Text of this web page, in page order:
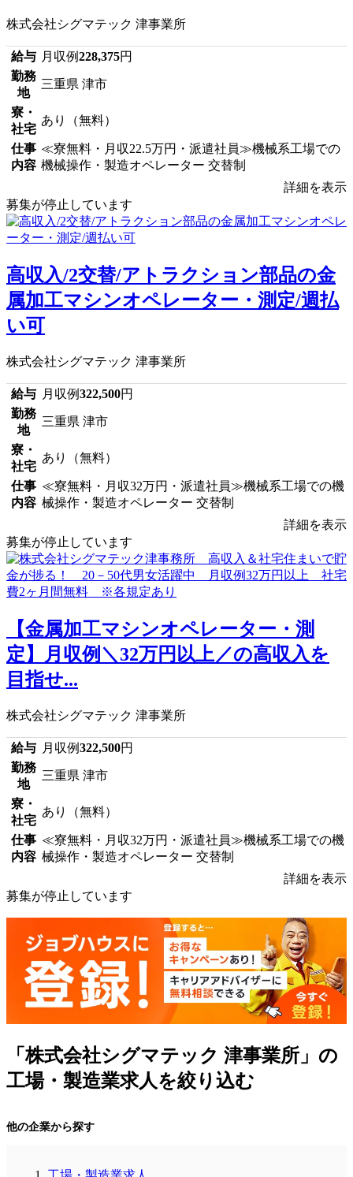
株式会社シグマテック 津事業所
給与 月収例228,375円
勤務
地
三重県 津市
寮・
社宅
あり（無料）
仕事
内容
≪寮無料・月収22.5万円・派遣社員≫機械系工場での
機械操作・製造オペレーター 交替制
詳細を表示
募集が停止しています
高収入/2交替/アトラクション部品の金
属加工マシンオペレーター・測定/週払
い可
株式会社シグマテック 津事業所
給与 月収例322,500円
勤務
地
三重県 津市
寮・
社宅
あり（無料）
仕事
内容
≪寮無料・月収32万円・派遣社員≫機械系工場での機
械操作・製造オペレーター 交替制
詳細を表示
募集が停止しています
【金属加工マシンオペレーター・測
定】月収例＼32万円以上／の高収入を
目指せ...
株式会社シグマテック 津事業所
給与 月収例322,500円
勤務
地
三重県 津市
寮・
社宅
あり（無料）
仕事
内容
≪寮無料・月収32万円・派遣社員≫機械系工場での機
械操作・製造オペレーター 交替制
詳細を表示
募集が停止しています
「株式会社シグマテック 津事業所」の
工場・製造業求人を絞り込む
他の企業から探す